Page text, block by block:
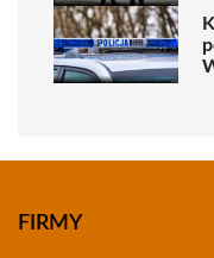
FIRMY